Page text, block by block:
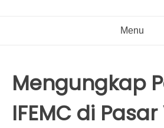
Menu
Mengungkap
IFEMC di